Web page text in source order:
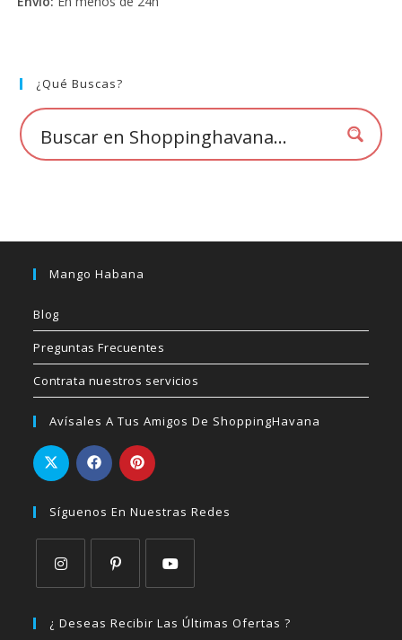
¿Qué Buscas?
Mango Habana
Blog
Preguntas Frecuentes
Contrata nuestros servicios
Avísales A Tus Amigos De ShoppingHavana
Síguenos En Nuestras Redes
abre
abre
abre
¿ Deseas Recibir Las Últimas Ofertas ?